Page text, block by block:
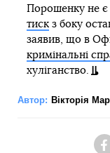
Порошенку не є
тискз боку
заявив, що в
кримінальні
хуліганство.
Автор: Вікторія